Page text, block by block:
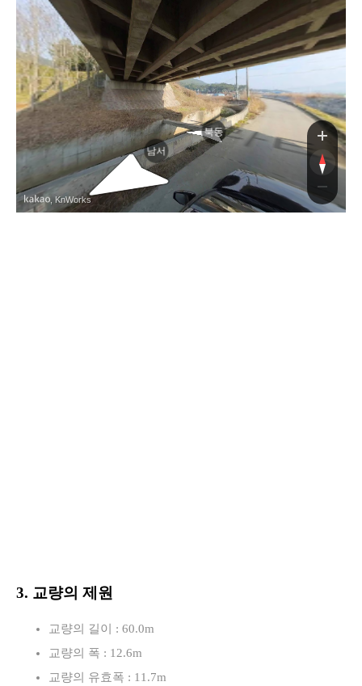
남서
북동
, KnWorks
3. 교량의 제원
교량의 길이 : 60.0m
교량의 폭 : 12.6m
교량의 유효폭 : 11.7m